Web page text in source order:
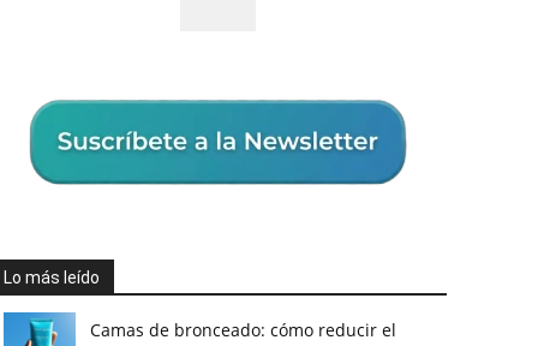
Lo más leído
Camas de bronceado: cómo reducir el